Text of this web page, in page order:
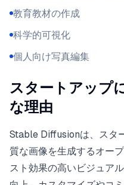
教育教材の作成
科学的可視化
個人向け写真編集
スタートアップ
な理由
Stable Diffusionは、スタ
質な画像を生成するオー
スト効果の高いビジュア